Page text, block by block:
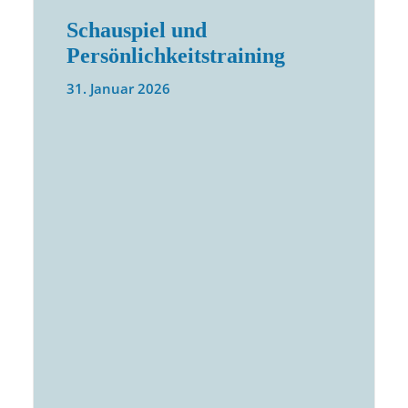
Schauspiel und
Persönlichkeitstraining
31. Januar 2026